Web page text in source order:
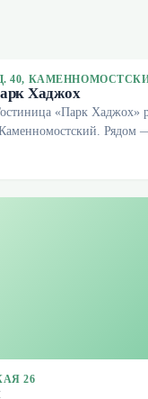
40,
Хаджох
«Парк Хаджох»
Рядом
26